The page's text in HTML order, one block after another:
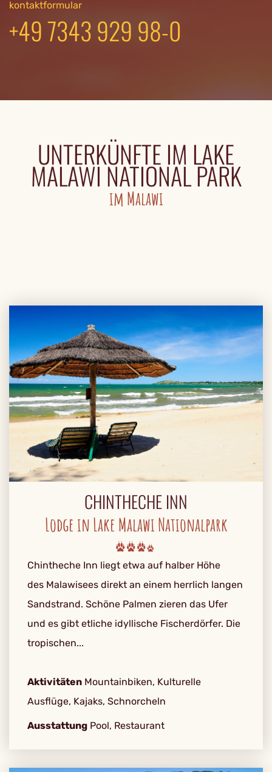
kontaktformular
+49 7343 929 98-0
UNTERKÜNFTE IM LAKE
MALAWI NATIONAL PARK
im Malawi
CHINTHECHE INN
Lodge in Lake Malawi Nationalpark
Chintheche Inn liegt etwa auf halber Höhe
des Malawisees direkt an einem herrlich langen
Sandstrand. Schöne Palmen zieren das Ufer
und es gibt etliche idyllische Fischerdörfer. Die
tropischen...
Aktivitäten Mountainbiken, Kulturelle
Ausflüge, Kajaks, Schnorcheln
Ausstattung Pool, Restaurant